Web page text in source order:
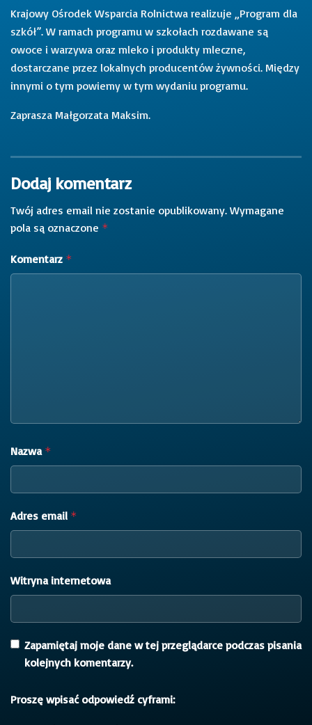
Krajowy Ośrodek Wsparcia Rolnictwa realizuje „Program dla
szkół”. W ramach programu w szkołach rozdawane są
owoce i warzywa oraz mleko i produkty mleczne,
dostarczane przez lokalnych producentów żywności. Między
innymi o tym powiemy w tym wydaniu programu.
Zaprasza Małgorzata Maksim.
Dodaj komentarz
Twój adres email nie zostanie opublikowany. Wymagane
pola są oznaczone *
Komentarz *
Nazwa *
Adres email *
Witryna internetowa
Zapamiętaj moje dane w tej przeglądarce podczas pisania
kolejnych komentarzy.
Proszę wpisać odpowiedź cyframi: